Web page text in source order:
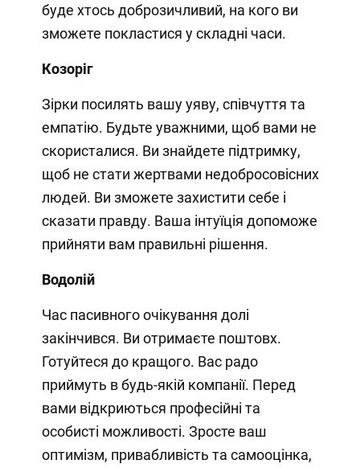
буде хтось доброзичливий, на кого ви
зможете покластися у складні часи.
Козоріг
Зірки посилять вашу уяву, співчуття та
емпатію. Будьте уважними, щоб вами не
скористалися. Ви знайдете підтримку,
щоб не стати жертвами недобросовісних
людей. Ви зможете захистити себе і
сказати правду. Ваша інтуїція допоможе
прийняти вам правильні рішення.
Водолій
Час пасивного очікування долі
закінчився. Ви отримаєте поштовх.
Готуйтеся до кращого. Вас радо
приймуть в будь-якій компанії. Перед
вами відкриються професійні та
особисті можливості. Зросте ваш
оптимізм, привабливість та самооцінка,